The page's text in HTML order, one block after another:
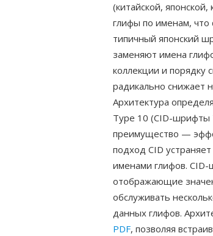
(китайской,
глифы по именам, что
типичный японский
заменяют имена
коллекции и порядку
радикально снижает
Архитектура
Type 10 (CID-шрифты
преимущество —
подход CID
именами глифов.
отображающие
обслуживать
данных глифов.
PDF, позволяя